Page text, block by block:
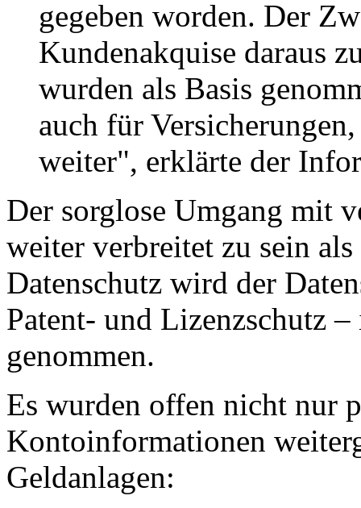
gegeben worden. Der
Kundenakquise daraus
wurden als Basis
auch für
weiter", erklärte der
Der sorglose Umgang mit
weiter verbreitet zu sein
Datenschutz wird der
Patent- und Lizenzschutz
genommen.
Es wurden offen nicht nur
Kontoinformationen
Geldanlagen: